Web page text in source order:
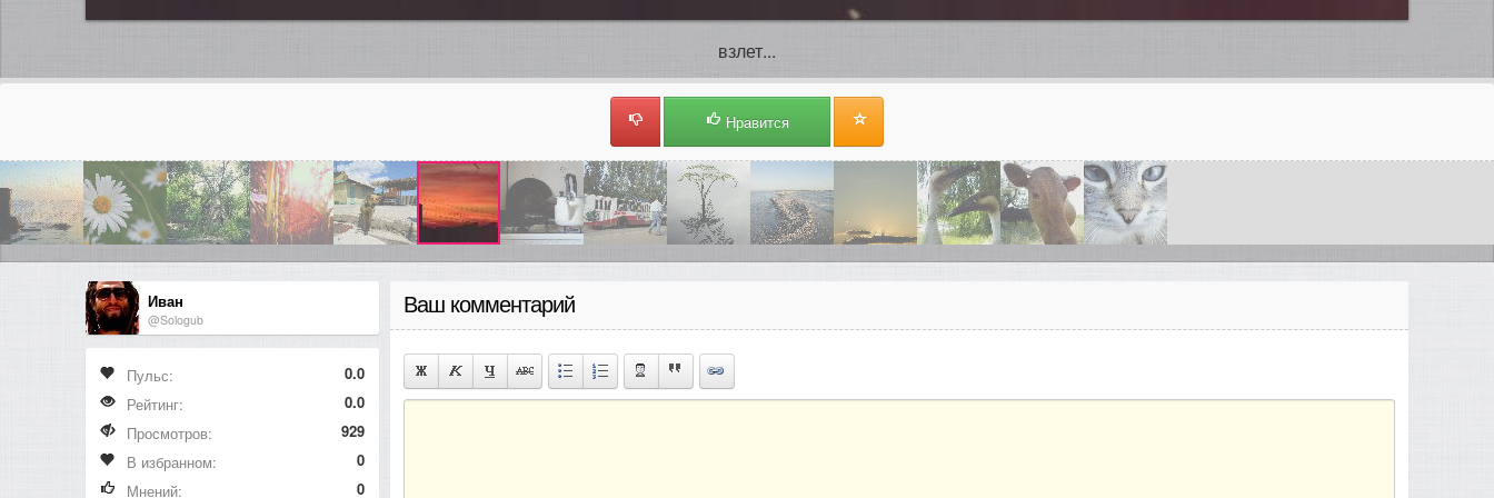
взлет...
Нравится
Иван
@Sologub
Пульс:
0.0
Рейтинг:
0.0
Просмотров:
929
В избранном:
0
Мнений:
0
Ваш комментарий